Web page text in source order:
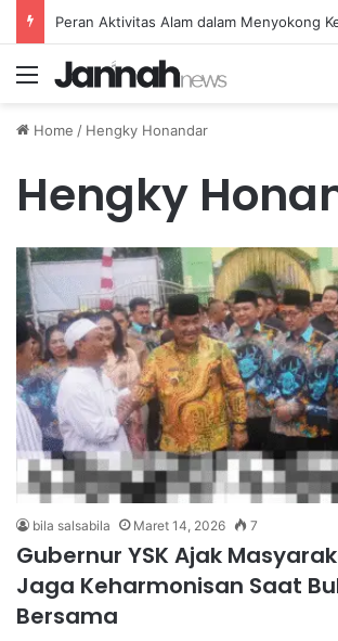
Menu
Home / Hengky Honandar
Hengky
bila salsabila Maret 14, 2026 7
Gubernur YSK Ajak
Jaga Keharmonisan Saat
Bersama